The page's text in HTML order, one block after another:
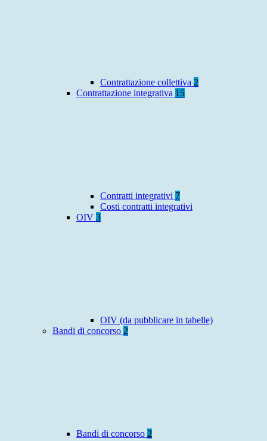
Contrattazione collettiva 2
Contrattazione integrativa 15
Contratti integrativi 7
Costi contratti integrativi
OIV 3
OIV (da pubblicare in tabelle)
Bandi di concorso 2
Bandi di concorso 2